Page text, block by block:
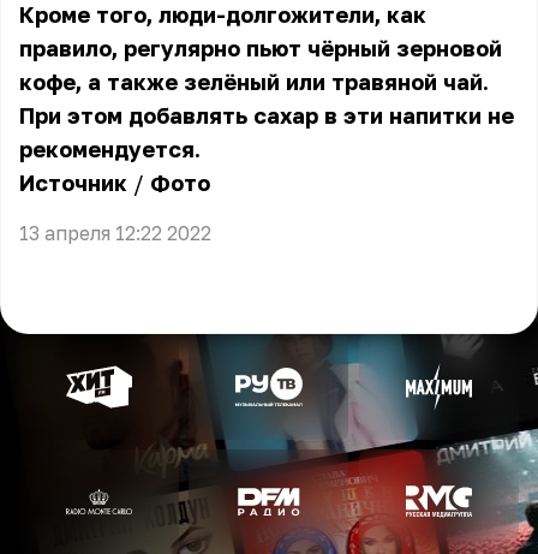
Кроме того, люди-долгожители, как
правило, регулярно пьют чёрный зерновой
кофе, а также зелёный или травяной чай.
При этом добавлять сахар в эти напитки не
рекомендуется.
Источник / Фото
13 апреля 12:22 2022